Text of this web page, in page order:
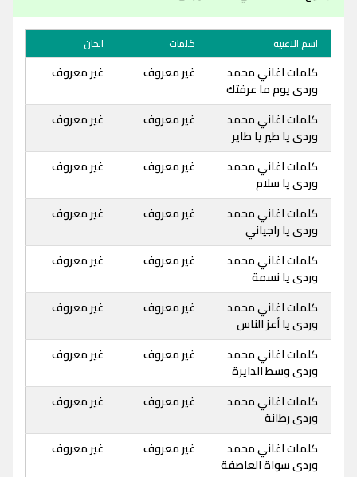
اسم الاغنية كلمات الحان
كلمات اغاني محمد
وردى يوم ما عرفتك
غير معروف غير معروف
كلمات اغاني محمد
وردى يا طير يا طاير
غير معروف غير معروف
كلمات اغاني محمد
وردى يا سلام
غير معروف غير معروف
كلمات اغاني محمد
وردى يا راجياني
غير معروف غير معروف
كلمات اغاني محمد
وردى يا نسمة
غير معروف غير معروف
كلمات اغاني محمد
وردى يا أعز الناس
غير معروف غير معروف
كلمات اغاني محمد
وردى وسط الدايرة
غير معروف غير معروف
كلمات اغاني محمد
وردى رطانة
غير معروف غير معروف
كلمات اغاني محمد
وردى سواة العاصفة
غير معروف غير معروف